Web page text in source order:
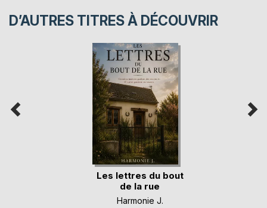
D’AUTRES TITRES À DÉCOUVRIR
Les lettres du bout
de la rue
Harmonie J.